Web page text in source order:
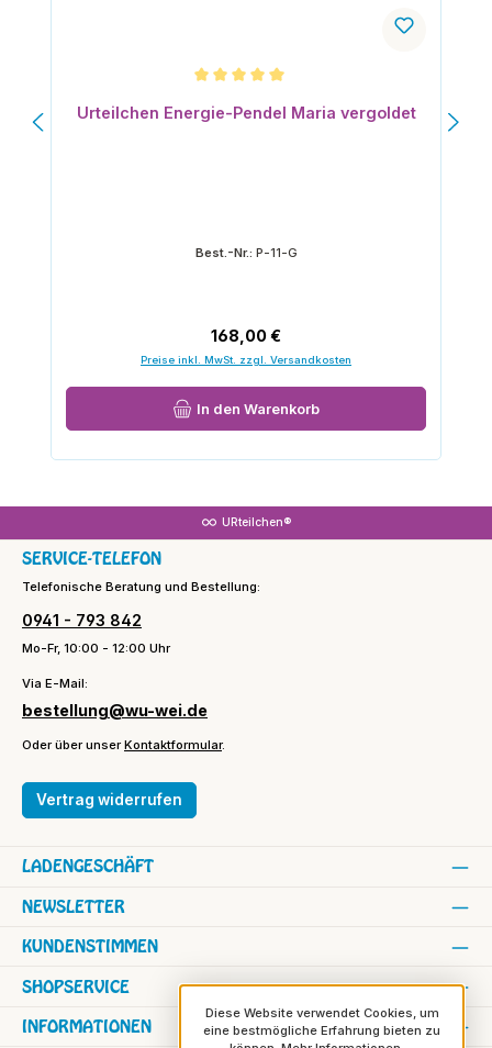
Urteilchen Energie-Pendel Maria vergoldet
Best.-Nr.: P-11-G
Regulärer Preis:
168,00 €
Preise inkl. MwSt. zzgl. Versandkosten
In den Warenkorb
URteilchen®
SERVICE-TELEFON
Telefonische Beratung und Bestellung:
0941 - 793 842
Mo-Fr, 10:00 - 12:00 Uhr
Via E-Mail:
bestellung@wu-wei.de
Oder über unserKontaktformular.
Vertrag widerrufen
SHOPSERVICE
INFORMATIONEN
NEWSLETTER
KUNDENSTIMMEN
LADENGESCHÄFT
Diese Website verwendet Cookies, um
eine bestmögliche Erfahrung bieten zu